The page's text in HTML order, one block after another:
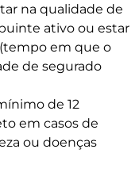
na qualidade de
ativo ou estar
em que o
de segurado
de 12
em casos de
ou doenças